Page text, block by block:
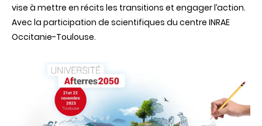
vise à mettre en récits les transitions et engager l’action.
Avec la participation de scientifiques du centre INRAE
Occitanie-Toulouse.